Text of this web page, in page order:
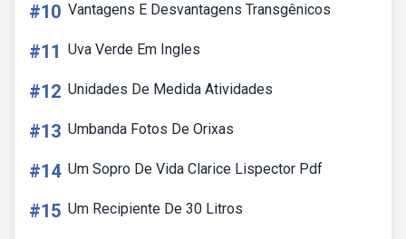
#10 Vantagens E Desvantagens Transgênicos
#11 Uva Verde Em Ingles
#12 Unidades De Medida Atividades
#13 Umbanda Fotos De Orixas
#14 Um Sopro De Vida Clarice Lispector Pdf
#15 Um Recipiente De 30 Litros